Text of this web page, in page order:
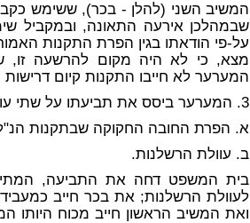
המשיב השני (להלן - בכר), ששימש
שבמהלכן אירעה התאונה, ובמקביל
על-פי הודאתו בגין הפרת התקנות
מצא, כי לא היה מקום להרשעה זו,
המערער לא חייבו התקנות קיום
3. המערער ביסס את תביעתו על שתי עוולות:
א. הפרת החובה החקוקה שבתקנות
ב. עוולת הרשלנות.
בית המשפט דחה את התביעה,
לעוולת הרשלנות; את בכר חייב
ואת המשיב הראשון חייב מכוח היותו